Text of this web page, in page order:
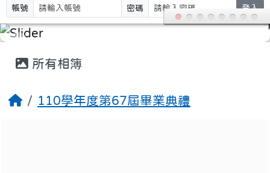
帳號 密碼 登入
所有相簿
110學年度第67屆畢業典禮